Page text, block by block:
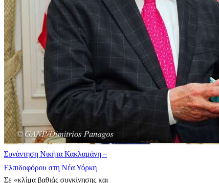
Συνάντηση Νικήτα Κακλαμάνη –
Ελπιδοφόρου στη Νέα Υόρκη
Σε «κλίμα βαθιάς συγκίνησης και